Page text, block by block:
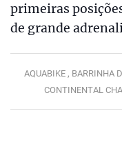
primeiras
de grande
AQUABIKE , BARRINHA
CONTINENTAL